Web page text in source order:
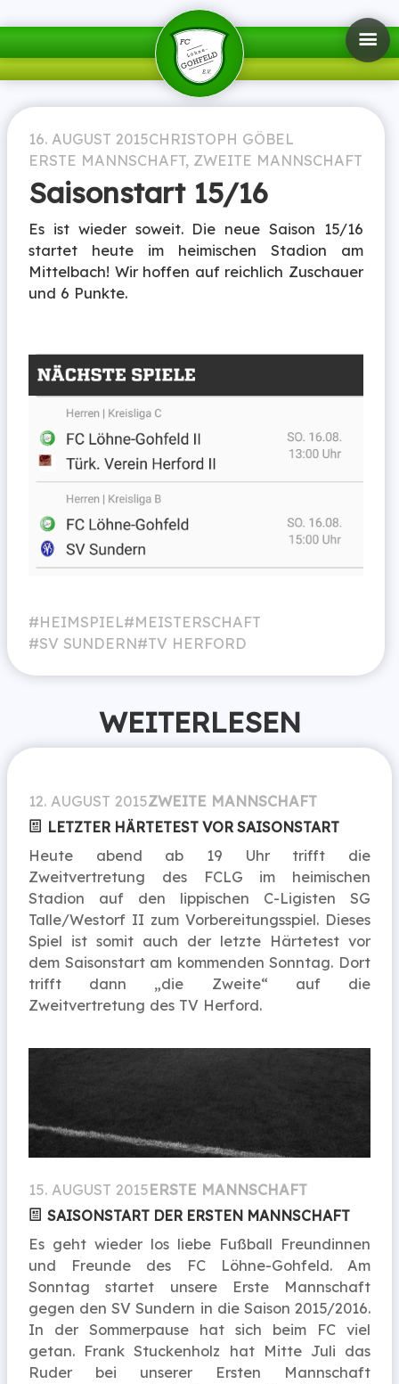
16. AUGUST 2015CHRISTOPH GÖBEL
ERSTE MANNSCHAFT, ZWEITE MANNSCHAFT
Saisonstart 15/16
Es ist wieder soweit. Die neue Saison 15/16
startet heute im heimischen Stadion am
Mittelbach! Wir hoffen auf reichlich Zuschauer
und 6 Punkte.
HEIMSPIEL
MEISTERSCHAFT
SV SUNDERN
TV HERFORD
WEITERLESEN
12. AUGUST 2015ZWEITE MANNSCHAFT
LETZTER HÄRTETEST VOR SAISONSTART
Heute abend ab 19 Uhr trifft die
Zweitvertretung des FCLG im heimischen
Stadion auf den lippischen C-Ligisten SG
Talle/Westorf II zum Vorbereitungsspiel. Dieses
Spiel ist somit auch der letzte Härtetest vor
dem Saisonstart am kommenden Sonntag. Dort
trifft dann „die Zweite“ auf die
Zweitvertretung des TV Herford.
15. AUGUST 2015ERSTE MANNSCHAFT
SAISONSTART DER ERSTEN MANNSCHAFT
Es geht wieder los liebe Fußball Freundinnen
und Freunde des FC Löhne-Gohfeld. Am
Sonntag startet unsere Erste Mannschaft
gegen den SV Sundern in die Saison 2015/2016.
In der Sommerpause hat sich beim FC viel
getan. Frank Stuckenholz hat Mitte Juli das
Ruder bei unserer Ersten Mannschaft